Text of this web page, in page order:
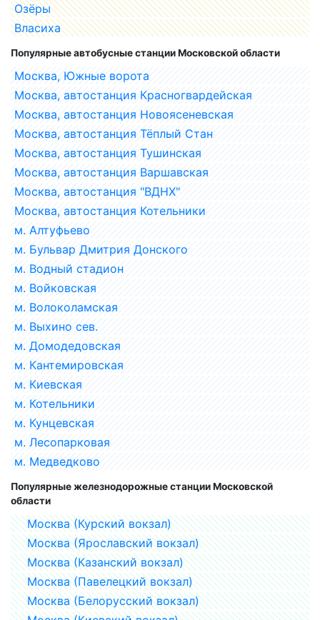
Озёры
Власиха
Популярные автобусные станции Московской области
Москва, Южные ворота
Москва, автостанция Красногвардейская
Москва, автостанция Новоясеневская
Москва, автостанция Тёплый Стан
Москва, автостанция Тушинская
Москва, автостанция Варшавская
Москва, автостанция "ВДНХ"
Москва, автостанция Котельники
м. Алтуфьево
м. Бульвар Дмитрия Донского
м. Водный стадион
м. Войковская
м. Волоколамская
м. Выхино сев.
м. Домодедовская
м. Кантемировская
м. Киевская
м. Котельники
м. Кунцевская
м. Лесопарковая
м. Медведково
Популярные железнодорожные станции Московской
области
Москва (Курский вокзал)
Москва (Ярославский вокзал)
Москва (Казанский вокзал)
Москва (Павелецкий вокзал)
Москва (Белорусский вокзал)